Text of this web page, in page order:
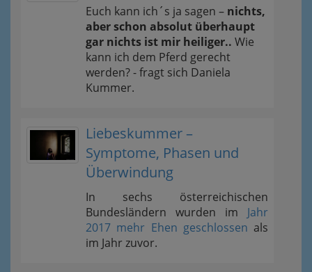
Euch kann ich´s ja sagen – nichts,
aber schon absolut überhaupt
gar nichts ist mir heiliger.. Wie
kann ich dem Pferd gerecht
werden? - fragt sich Daniela
Kummer.
Liebeskummer –
Symptome, Phasen und
Überwindung
In sechs österreichischen
Bundesländern wurden im Jahr
2017 mehr Ehen geschlossen als
im Jahr zuvor.